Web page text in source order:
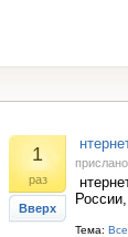
1
раз
Вверх
Тема: Все